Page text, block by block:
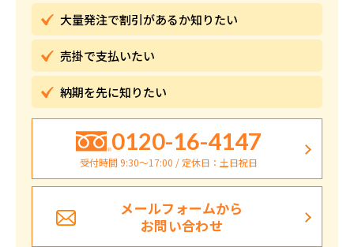
大量発注で割引があるか知りたい
売掛で支払いたい
納期を先に知りたい
0120-16-4147
受付時間 9:30〜17:00 / 定休日：土日祝日
メールフォームから
お問い合わせ